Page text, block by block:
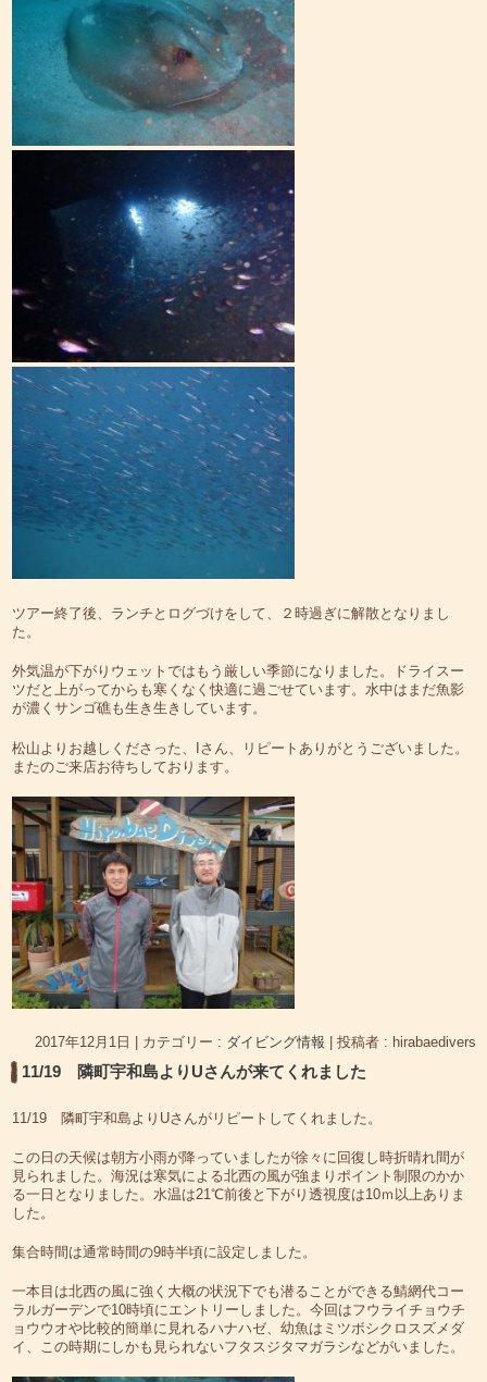
ツアー終了後、ランチとログづけをして、２時過ぎに解散となりまし
た。
外気温が下がりウェットではもう厳しい季節になりました。ドライスー
ツだと上がってからも寒くなく快適に過ごせています。水中はまだ魚影
が濃くサンゴ礁も生き生きしています。
松山よりお越しくださった、Iさん、リピートありがとうございました。
またのご来店お待ちしております。
2017年12月1日 カテゴリー : ダイビング情報 投稿者 : hirabaedivers
11/19 隣町宇和島よりUさんが来てくれました
11/19 隣町宇和島よりUさんがリピートしてくれました。
この日の天候は朝方小雨が降っていましたが徐々に回復し時折晴れ間が
見られました。海況は寒気による北西の風が強まりポイント制限のかか
る一日となりました。水温は21℃前後と下がり透視度は10ｍ以上ありま
した。
集合時間は通常時間の9時半頃に設定しました。
一本目は北西の風に強く大概の状況下でも潜ることができる鯖網代コー
ラルガーデンで10時頃にエントリーしました。今回はフウライチョウチ
ョウウオや比較的簡単に見れるハナハゼ、幼魚はミツボシクロスズメダ
イ、この時期にしかも見られないフタスジタマガラシなどがいました。